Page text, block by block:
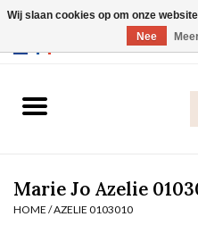
Slip
Marie Jo Azelie
HOME /AZELIE 0103010
Wij slaan cookies op om onze
Nee
Webshop